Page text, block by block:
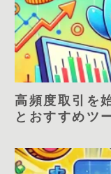
高頻度取引を
とおすすめツ